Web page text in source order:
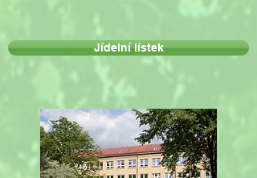
Jídelní lístek